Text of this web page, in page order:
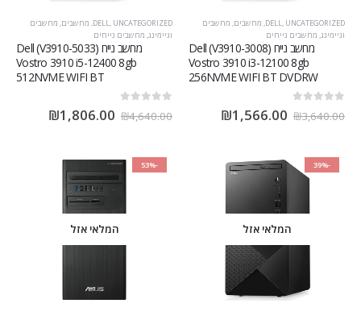
DELL, UNCATEGORIZED
, מחשבים, מחשבים
וגיימינג, מחשבים נייחים
מחשב נייח (V3910-3008) Dell
Vostro 3910 i3-12100 8gb
256NVME WIFI BT DVDRW
₪3,640.00
₪1,566.00
DELL, UNCATEGORIZED
, מחשבים, מחשבים
וגיימינג, מחשבים נייחים
מחשב נייח (V3910-5033) Dell
Vostro 3910 i5-12400 8gb
512NVME WIFI BT
₪4,640.00
₪1,806.00
-39%
המלאי אזל
-53%
המלאי אזל